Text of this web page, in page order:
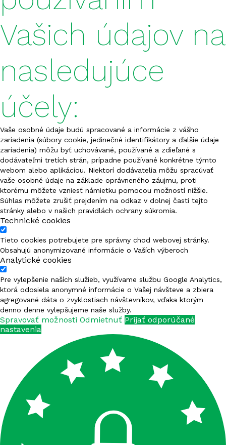
FERTISUN NP 20-12
FERTISUN NPK 3-15-42
FERTISUN NPK 4-15-20
FERTISUN NPK 4-17-40
FERTISUN NPK 4-20-36
FERTISUN NPK 5-10-25
FERTISUN NPK 5-15-20
FERTISUN NPK 5-18-25
FERTISUN NPK 6-12-24
FERTISUN NPK 7-14-21
FERTISUN NPK 8-6-28
FERTISUN NPK 8-8-34
FERTISUN NPK 8-16-21
FERTISUN NPK 8-25-25
FERTISUN NPK 8-26-24
FERTISUN NPK 8-26-26
Vašich údajov na
nasledujúce
účely:
Vaše osobné údaje budú spracované a informácie z vášho
zariadenia (súbory cookie, jedinečné identifikátory a ďalšie údaje
zariadenia) môžu byť uchovávané, používané a zdieľané s
dodávateľmi tretích strán, prípadne používané konkrétne týmto
webom alebo aplikáciou. Niektorí dodávatelia môžu spracúvať
vaše osobné údaje na základe oprávneného záujmu, proti
ktorému môžete vzniesť námietku pomocou možností nižšie.
Súhlas môžete zrušiť prejdením na odkaz v dolnej časti tejto
stránky alebo v našich pravidlách ochrany súkromia.
Technické cookies
Tieto cookies potrebujete pre správny chod webovej stránky.
Obsahujú anonymizované informácie o Vaších výberoch
Analytické cookies
Pre vylepšenie naších služieb, využívame službu Google Analytics,
ktorá odosiela anonymné informácie o Vašej návšteve a zbiera
agregované dáta o zvyklostiach návštevníkov, vďaka ktorým
denno denne vylepšujeme naše služby.
Spravovať možnosti Odmietnuť Prijať odporúčané
nastavenia